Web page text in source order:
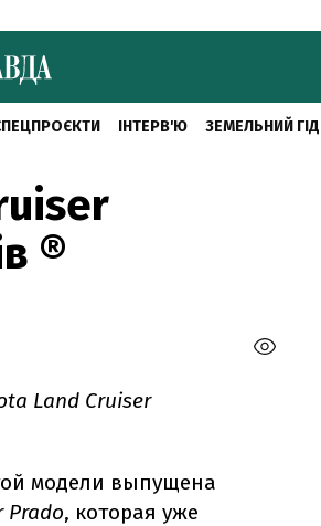
ІНТЕРВ'Ю ЗЕМЕЛЬНИЙ ГІД
®
Land Cruiser
модели выпущена
Prado, которая уже